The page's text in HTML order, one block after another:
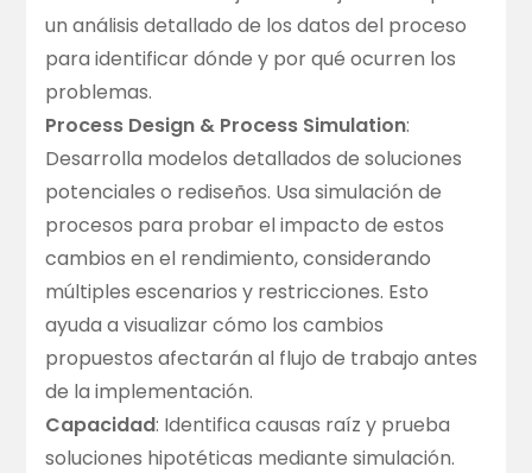
un análisis detallado de los datos del proceso
para identificar dónde y por qué ocurren los
problemas.
Process Design & Process Simulation:
Desarrolla modelos detallados de soluciones
potenciales o rediseños. Usa simulación de
procesos para probar el impacto de estos
cambios en el rendimiento, considerando
múltiples escenarios y restricciones. Esto
ayuda a visualizar cómo los cambios
propuestos afectarán al flujo de trabajo antes
de la implementación.
Capacidad: Identifica causas raíz y prueba
soluciones hipotéticas mediante simulación.